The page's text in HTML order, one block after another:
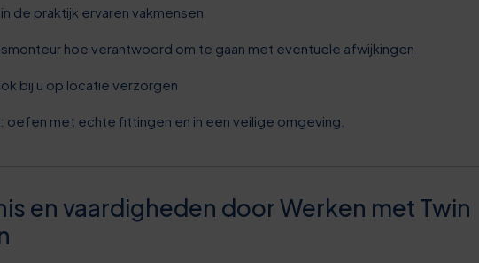
de praktijk ervaren vakmensen
hoe verantwoord om te gaan met eventuele afwijkingen
bij u op locatie verzorgen
oefen met echte fittingen en in een veilige omgeving.
en vaardigheden door Werken met Twin
0 0